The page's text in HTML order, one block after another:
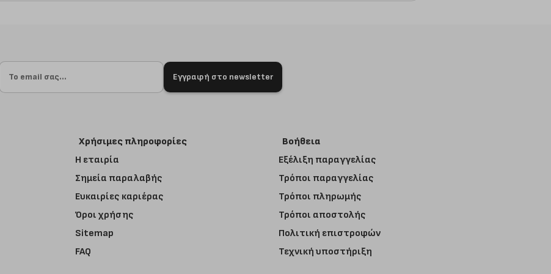
Εγγραφή στο newsletter
Χρήσιμες πληροφορίες
Η εταιρία
Σημεία παραλαβής
Ευκαιρίες καριέρας
Όροι χρήσης
Sitemap
FAQ
Βοήθεια
Εξέλιξη παραγγελίας
Τρόποι παραγγελίας
Τρόποι πληρωμής
Τρόποι αποστολής
Πολιτική επιστροφών
Τεχνική υποστήριξη